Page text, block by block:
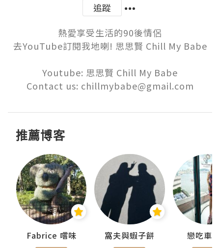
追蹤
熱愛享受生活的90後情侶
去YouTube訂閱我地喇! 思思賢 Chill My Babe
Youtube: 思思賢 Chill My Babe
Contact us: chillmybabe@gmail.com
推薦博客
Fabrice 嚐味 窩夫與蝦子餅 戀吃車